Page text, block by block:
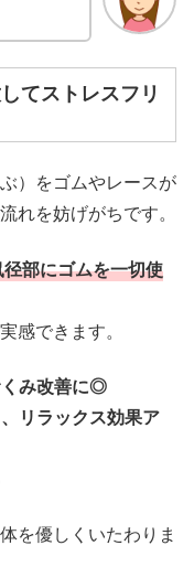
てストレスフリ
）をゴムやレースが
れを妨げがちです。
部にゴムを一切使
感できます。
くみ改善に◎
リラックス効果ア
を優しくいたわりま